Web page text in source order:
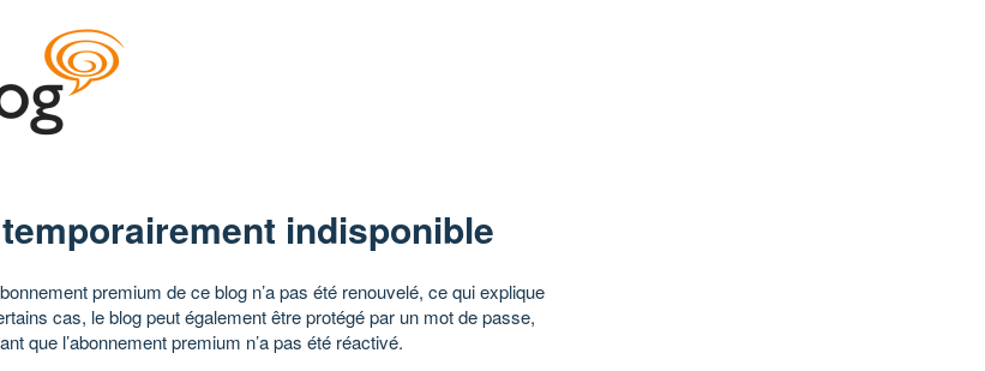
indisponible
premium de ce blog n’a pas été renouvelé, ce qui explique
cas, le blog peut également être protégé par un mot de passe,
que l’abonnement premium n’a pas été réactivé.